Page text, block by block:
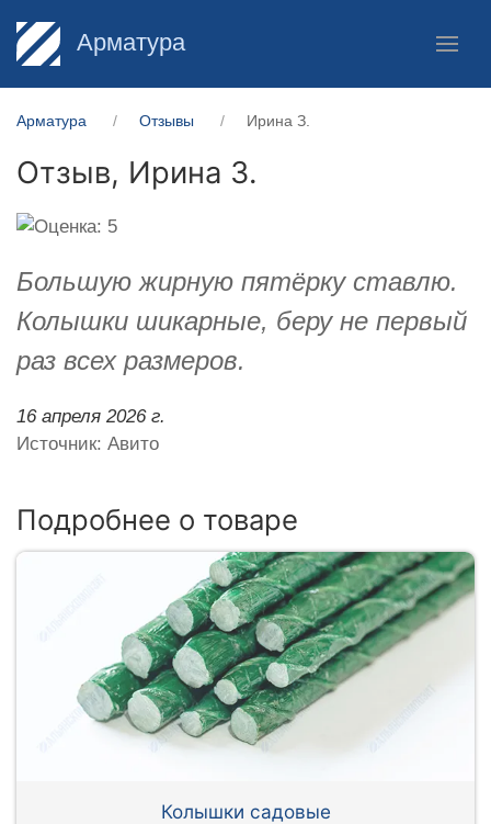
Арматура
Арматура Отзывы Ирина З.
Отзыв, Ирина З.
Большую жирную пятёрку ставлю.
Колышки шикарные, беру не первый
раз всех размеров.
16 апреля 2026 г.
Источник: Авито
Подробнее о товаре
Колышки садовые